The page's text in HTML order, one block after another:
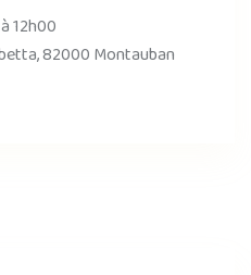
12h00
82000 Montauban